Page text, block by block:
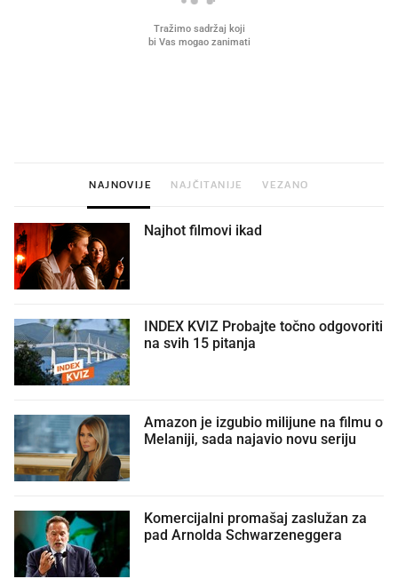
NAJNOVIJE NAJČITANIJE VEZANO
Najhot filmovi ikad
INDEX KVIZ Probajte točno odgovoriti
na svih 15 pitanja
Amazon je izgubio milijune na filmu o
Melaniji, sada najavio novu seriju
Komercijalni promašaj zaslužan za
pad Arnolda Schwarzeneggera